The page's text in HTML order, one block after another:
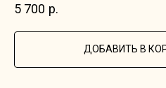
5 700 р.
ДОБАВИТЬ В